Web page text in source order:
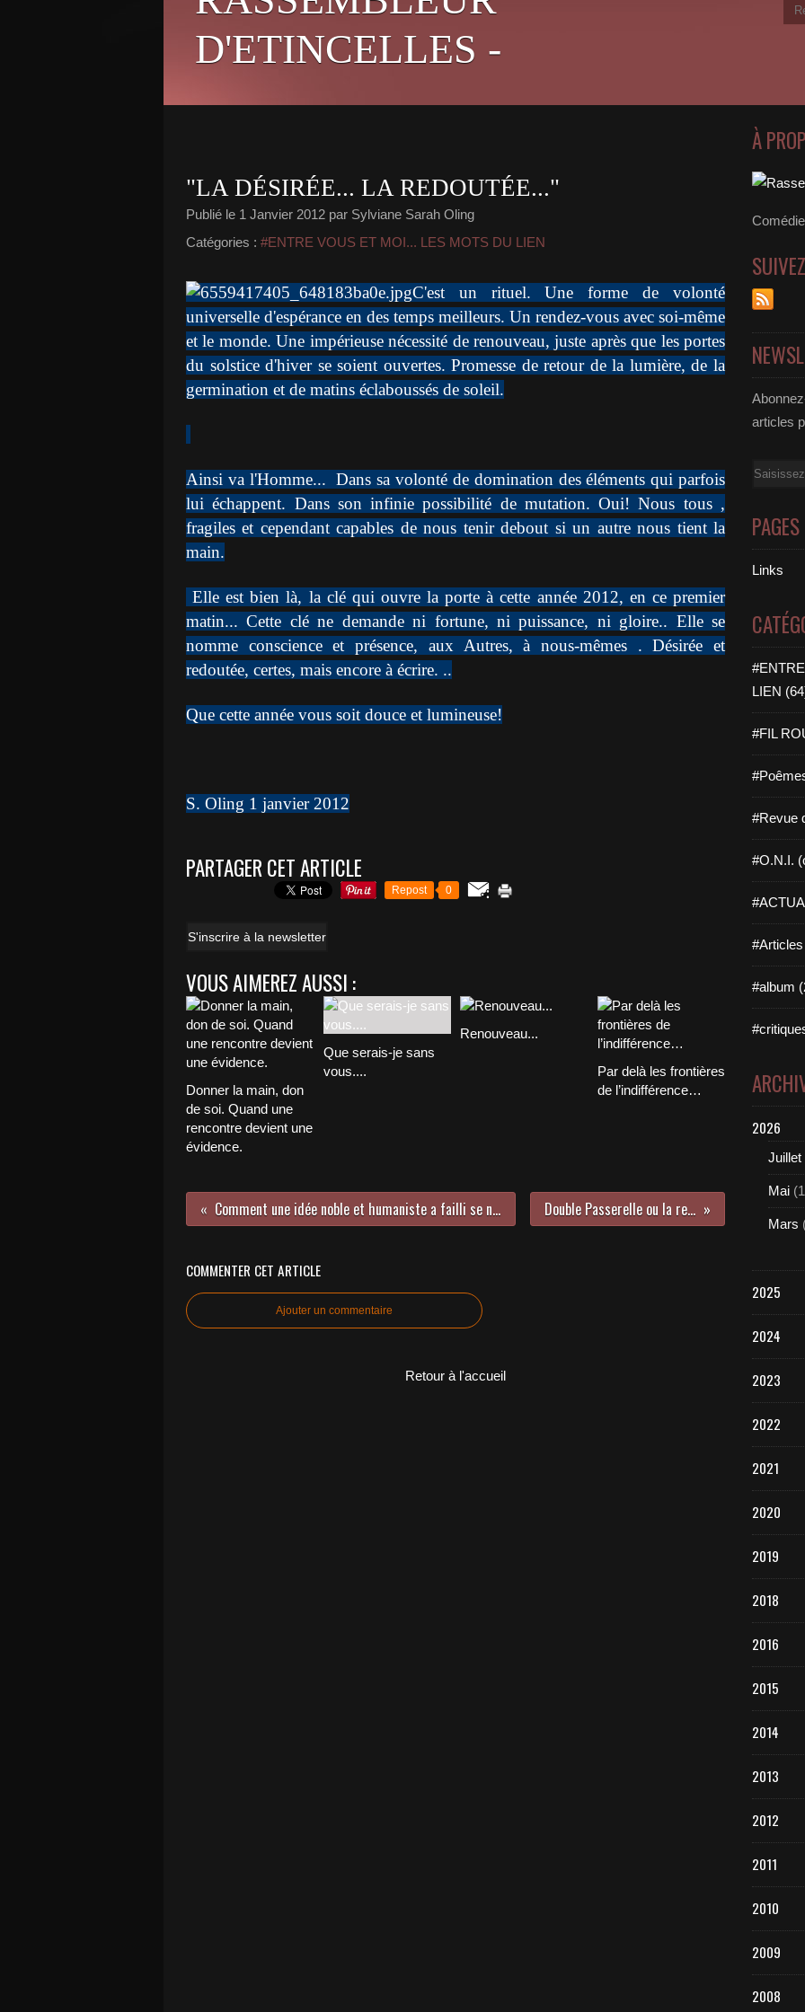
D'ETINCELLES -
"LA DÉSIRÉE... LA REDOUTÉE..."
Publié le 1 Janvier 2012 par Sylviane Sarah Oling
Catégories : #ENTRE VOUS ET MOI... LES MOTS DU LIEN
C'est un rituel. Une forme de volonté
universelle d'espérance en des temps meilleurs. Un rendez-vous avec soi-même
et le monde. Une impérieuse nécessité de renouveau, juste après que les portes
du solstice d'hiver se soient ouvertes. Promesse de retour de la lumière, de la
germination et de matins éclaboussés de soleil.
Ainsi va l'Homme... Dans sa volonté de domination des éléments qui parfois
lui échappent. Dans son infinie possibilité de mutation. Oui! Nous tous ,
fragiles et cependant capables de nous tenir debout si un autre nous tient la
main.
Elle est bien là, la clé qui ouvre la porte à cette année 2012, en ce premier
matin... Cette clé ne demande ni fortune, ni puissance, ni gloire.. Elle se
nomme conscience et présence, aux Autres, à nous-mêmes . Désirée et
redoutée, certes, mais encore à écrire. ..
Que cette année vous soit douce et lumineuse!
S. Oling 1 janvier 2012
PARTAGER CET ARTICLE
Repost 0
S'inscrire à la newsletter
VOUS AIMEREZ AUSSI :
Donner la main, don
de soi. Quand une
rencontre devient une
évidence.
Que serais-je sans
vous....
Renouveau...
Par delà les frontières
de l’indifférence…
Comment une idée noble et humaniste a failli se noyer dans le marigot de la course au profit... Double Passerelle ou la rencontre de deux univers...
COMMENTER CET ARTICLE
Ajouter un commentaire
Retour à l'accueil
À
articles
Email
PAGES
Links
LIEN
#FIL
#Revue
#O.N.I.
#album
2026
Juillet
Mai
Mars
2025
2024
2023
2022
2021
2020
2019
2018
2016
2015
2014
2013
2012
2011
2010
2009
2008